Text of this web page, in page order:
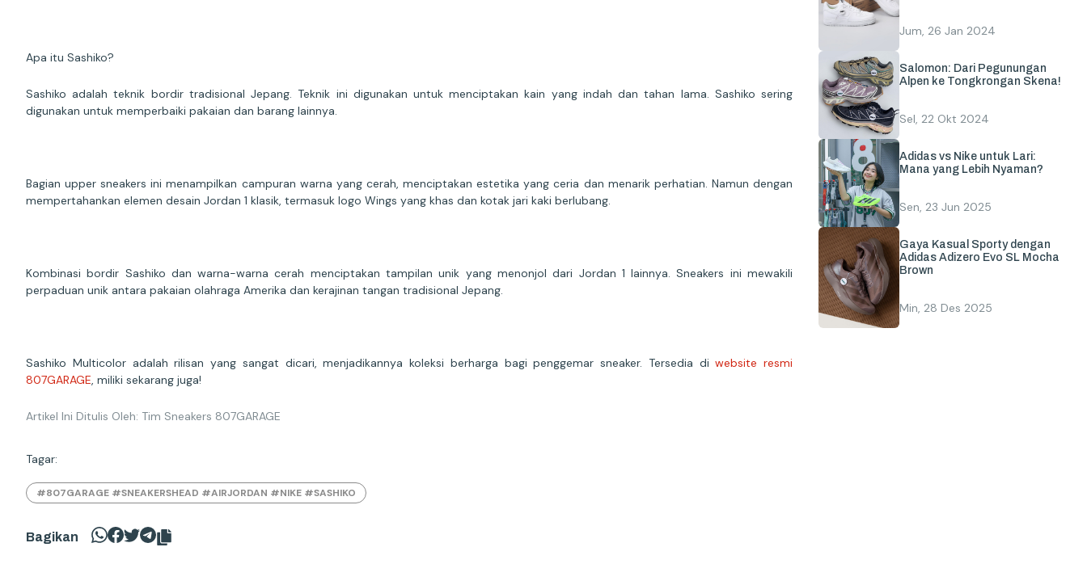
Apa itu Sashiko?
Sashiko adalah teknik bordir tradisional Jepang. Teknik ini digunakan untuk menciptakan kain yang indah dan tahan lama. Sashiko sering
digunakan untuk memperbaiki pakaian dan barang lainnya.
Bagian upper sneakers ini menampilkan campuran warna yang cerah, menciptakan estetika yang ceria dan menarik perhatian. Namun dengan
mempertahankan elemen desain Jordan 1 klasik, termasuk logo Wings yang khas dan kotak jari kaki berlubang.
Kombinasi bordir Sashiko dan warna-warna cerah menciptakan tampilan unik yang menonjol dari Jordan 1 lainnya. Sneakers ini mewakili
perpaduan unik antara pakaian olahraga Amerika dan kerajinan tangan tradisional Jepang.
Sashiko Multicolor adalah rilisan yang sangat dicari, menjadikannya koleksi berharga bagi penggemar sneaker. Tersedia diwebsite resmi
807GARAGE, miliki sekarang juga!
Artikel Ini Ditulis Oleh: Tim Sneakers 807GARAGE
Tagar:
#807GARAGE #SNEAKERSHEAD #AIRJORDAN #NIKE #SASHIKO
Bagikan
Jum, 26 Jan 2024
Salomon: Dari Pegunungan
Alpen ke Tongkrongan Skena!
Sel, 22 Okt 2024
Adidas vs Nike untuk Lari:
Mana yang Lebih Nyaman?
Sen, 23 Jun 2025
Gaya Kasual Sporty dengan
Adidas Adizero Evo SL Mocha
Brown
Min, 28 Des 2025